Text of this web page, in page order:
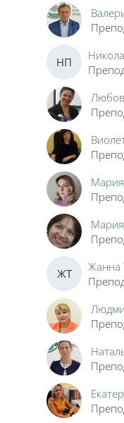
НП
ЖТ
Жанна